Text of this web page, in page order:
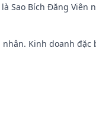
Sao Bích Đăng Viên
nhân. Kinh doanh